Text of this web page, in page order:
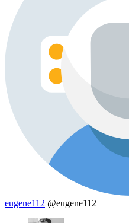
eugene112 @eugene112